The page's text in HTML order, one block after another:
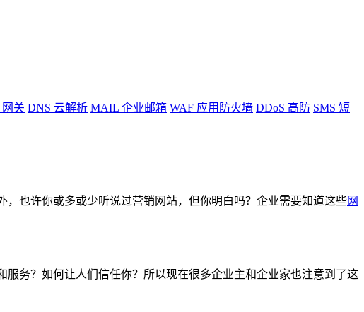
网关 DNS 云解析 MAIL 企业邮箱 WAF 应用防火墙 DDoS 高防 SMS 短
也许你或多或少听说过营销网站，但你明白吗？企业需要知道这些网
务？如何让人们信任你？所以现在很多企业主和企业家也注意到了这